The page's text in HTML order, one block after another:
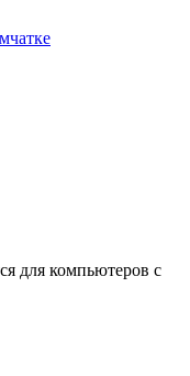
для компьютеров с